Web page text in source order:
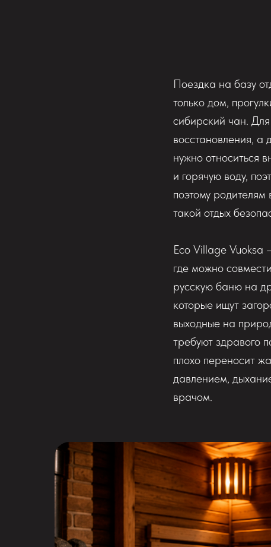
Поездка на базу
только дом,
сибирский чан.
восстановления, а
нужно относиться
и горячую воду,
поэтому
такой отдых
Eco Village Vuoksa
где можно
русскую баню на
которые ищут
выходные на
требуют здравого
плохо переносит
давлением,
врачом.